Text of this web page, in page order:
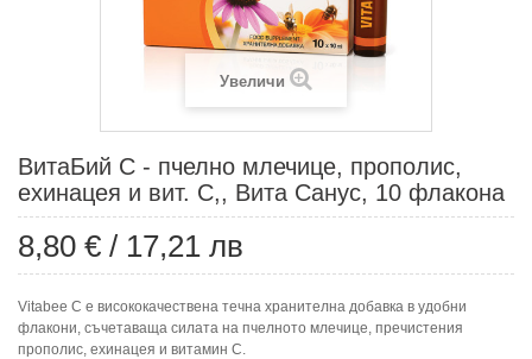
Увеличи
ВитаБий С - пчелно млечице, прополис,
ехинацея и вит. С,, Вита Санус, 10 флакона
8,80 € / 17,21 лв
Vitabee C е висококачествена течна хранителна добавка в удобни
флакони, съчетаваща силата на пчелното млечице, пречистения
прополис, ехинацея и витамин С.